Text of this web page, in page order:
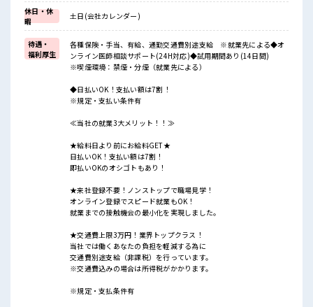
休日・休
暇
土日(会社カレンダー)
待遇・
福利厚生
各種保険・手当、有給、通勤交通費別途支給 ※就業先による◆オ
ンライン医師相談サポート(24H対応)◆試用期間あり(14日間)
※喫煙環境：禁煙・分煙（就業先による）
◆日払いOK！支払い額は7割！
※規定・支払い条件有
≪当社の就業3大メリット！！≫
★給料日より前にお給料GET★
日払いOK！支払い額は7割！
即払いOKのオシゴトもあり！
★来社登録不要！ノンストップで職場見学！
オンライン登録でスピード就業もOK！
就業までの接触機会の最小化を実現しました。
★交通費上限3万円！業界トップクラス！
当社では働くあなたの負担を軽減する為に
交通費別途支給（非課税）を行っています。
※交通費込みの場合は所得税がかかります。
※規定・支払条件有